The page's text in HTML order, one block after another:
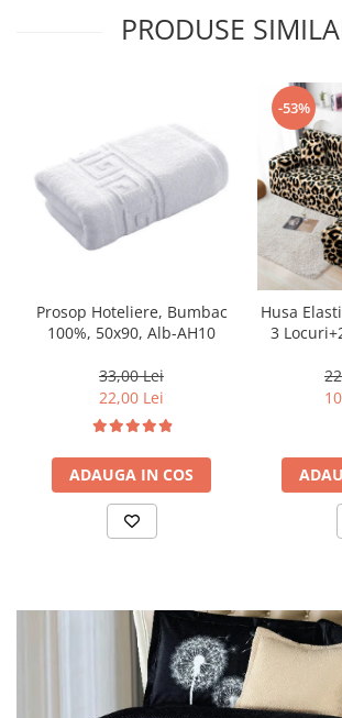
PRODUSE
Prosop Hoteliere, Bumbac
100%, 50x90, Alb-AH10
33,00 Lei
22,00 Lei
ADAUGA IN COS
-53%
Husa
3